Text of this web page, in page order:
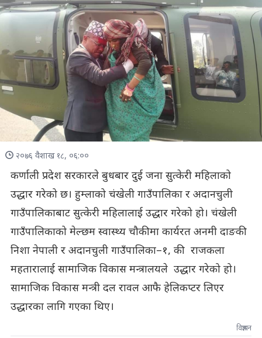
२०७६ वैशाख १८, ०६:००
कर्णाली प्रदेश सरकारले बुधबार दुई जना सुत्केरी महिलाको
उद्धार गरेको छ। हुम्लाको चंखेली गाउँपालिका र अदानचुली
गाउँपालिकाबाट सुत्केरी महिलालाई उद्धार गरेको हो। चंखेली
गाउँपालिकाको मेल्छम स्वास्थ्य चौकीमा कार्यरत अनमी दाङकी
निशा नेपाली र अदानचुली गाउँपालिका–१, की राजकला
महतारालाई सामाजिक विकास मन्त्रालयले उद्धार गरेको हो।
सामाजिक विकास मन्त्री दल रावल आफै हेलिकप्टर लिएर
उद्धारका लागि गएका थिए।
विज्ञापन